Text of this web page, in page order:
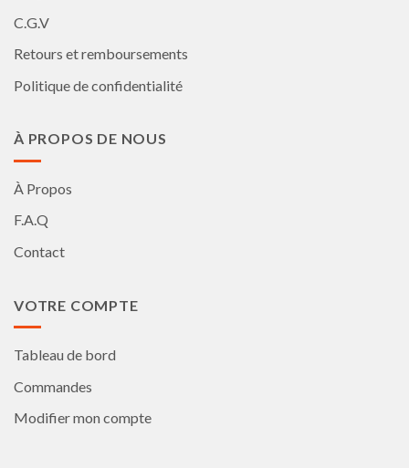
C.G.V
Retours et remboursements
Politique de confidentialité
À PROPOS DE NOUS
À Propos
F.A.Q
Contact
VOTRE COMPTE
Tableau de bord
Commandes
Modifier mon compte